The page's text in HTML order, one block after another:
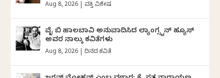
Aug 8, 2026 ವ್ಯಕ್ತಿ ವಿಶೇಷ
ವೈ ಬಿ ಹಾಲಬಾವಿ ಅನುವಾದಿಸಿದ ಲ್ಯಾಂಗ್ಸ್ಟನ್ ಹ್ಯೂಸ್
ಅವರ ನಾಲ್ಕು ಕವಿತೆಗಳು
Aug 8, 2026 |ದಿನದ ಕವಿತೆ